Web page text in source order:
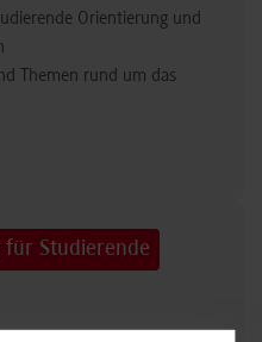
Orientierung und
Themen rund um das
für Studierende